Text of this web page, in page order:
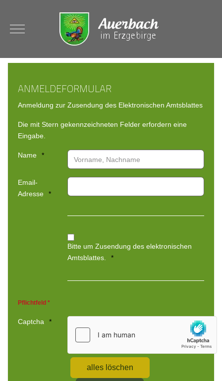
Mobile Menu Toggle
ANMELDEFORMULAR
Anmeldung zur Zusendung des Elektronischen Amtsblattes
Die mit Stern gekennzeichneten Felder erfordern eine
Eingabe.
Name
Email-
Adresse
Bitte um Zusendung des elektronischen
Amtsblattes.
Pflichtfeld *
Captcha